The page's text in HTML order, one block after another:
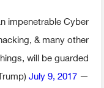
impenetrable Cyber
& many other
will be guarded..
— Donald J. Trump (@realDonaldTrump)
July 9, 2017